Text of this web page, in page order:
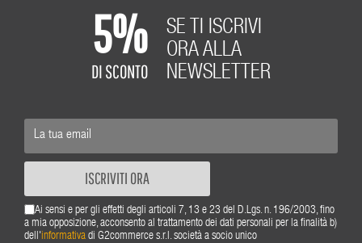
5%
DI SCONTO
SE TI ISCRIVI
ORA ALLA
NEWSLETTER
ISCRIVITI ORA
Ai sensi e per gli effetti degli articoli 7, 13 e 23 del D.Lgs. n. 196/2003, fino
a mia opposizione, acconsento al trattamento dei dati personali per la finalità b)
dell'informativa di G2commerce s.r.l. società a socio unico